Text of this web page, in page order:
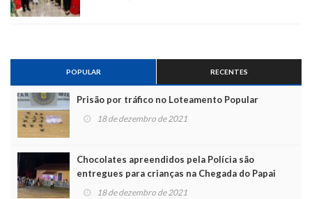
POPULAR RECENTES
Prisão por tráfico no Loteamento Popular
18 de dezembro de 2021
Chocolates apreendidos pela Polícia são
entregues para crianças na Chegada do Papai
Noel 18 de dezembro de 2021